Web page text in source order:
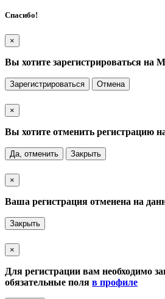
Спасибо!
×
Вы хотите зарегистрироваться на
Зарегистрироваться Отмена
×
Вы хотите отменить регистрацию
Да, отменить Закрыть
×
Ваша регистрация отменена на
Закрыть
×
Для регистрации вам необходимо
обязательные поля в профиле